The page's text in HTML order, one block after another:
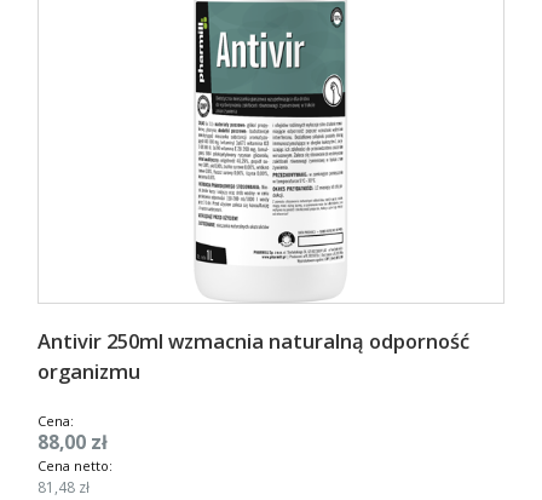
Antivir 250ml wzmacnia naturalną odporność
organizmu
Cena:
88,00 zł
Cena netto:
81,48 zł